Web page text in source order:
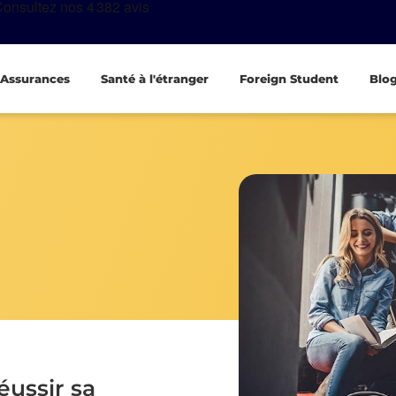
Assurances Santé à l'étranger Foreign Student
sa